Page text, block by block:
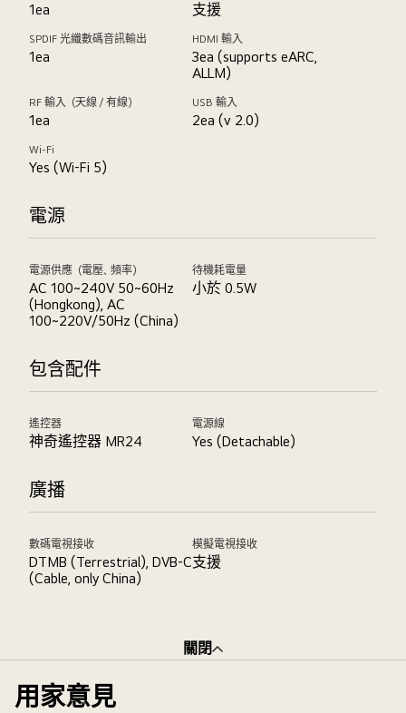
1ea 支援
SPDIF 光纖數碼音訊輸出
1ea
HDMI 輸入
3ea (supports eARC,
ALLM)
RF 輸入（天線／有線）
1ea
USB 輸入
2ea (v 2.0)
Wi-Fi
Yes (Wi-Fi 5)
電源
電源供應（電壓、頻率）
AC 100~240V 50~60Hz
(Hongkong), AC
100~220V/50Hz (China)
待機耗電量
小於 0.5W
包含配件
遙控器
神奇遙控器 MR24
電源線
Yes (Detachable)
廣播
數碼電視接收
DTMB (Terrestrial), DVB-C
(Cable, only China)
模擬電視接收
支援
關閉
用家意見